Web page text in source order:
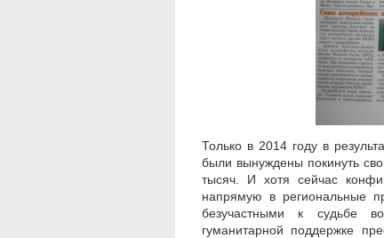
Только в 2014 году в
были вынуждены покинуть
тысяч. И хотя сейчас
напрямую в региональные
безучастными к судьбе
гуманитарной поддержке